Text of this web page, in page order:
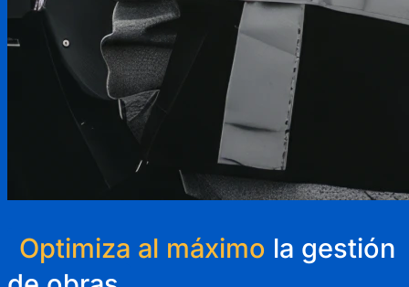
Optimiza al máximo la gestión